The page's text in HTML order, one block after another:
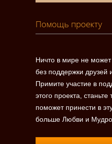
Помощь проекту
Ничто в мире не может
без поддержки друзей
Примите участие в
этого проекта, станьте
поможет принести в
больше Любви и